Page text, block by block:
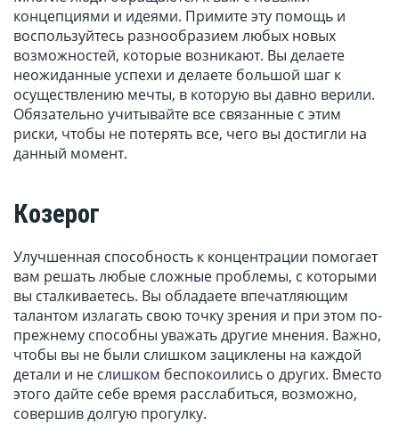
концепциями и идеями. Примите эту помощь и
воспользуйтесь разнообразием любых новых
возможностей, которые возникают. Вы делаете
неожиданные успехи и делаете большой шаг к
осуществлению мечты, в которую вы давно верили.
Обязательно учитывайте все связанные с этим
риски, чтобы не потерять все, чего вы достигли на
данный момент.
Козерог
Улучшенная способность к концентрации помогает
вам решать любые сложные проблемы, с которыми
вы сталкиваетесь. Вы обладаете впечатляющим
талантом излагать свою точку зрения и при этом по-
прежнему способны уважать другие мнения. Важно,
чтобы вы не были слишком зациклены на каждой
детали и не слишком беспокоились о других. Вместо
этого дайте себе время расслабиться, возможно,
совершив долгую прогулку.